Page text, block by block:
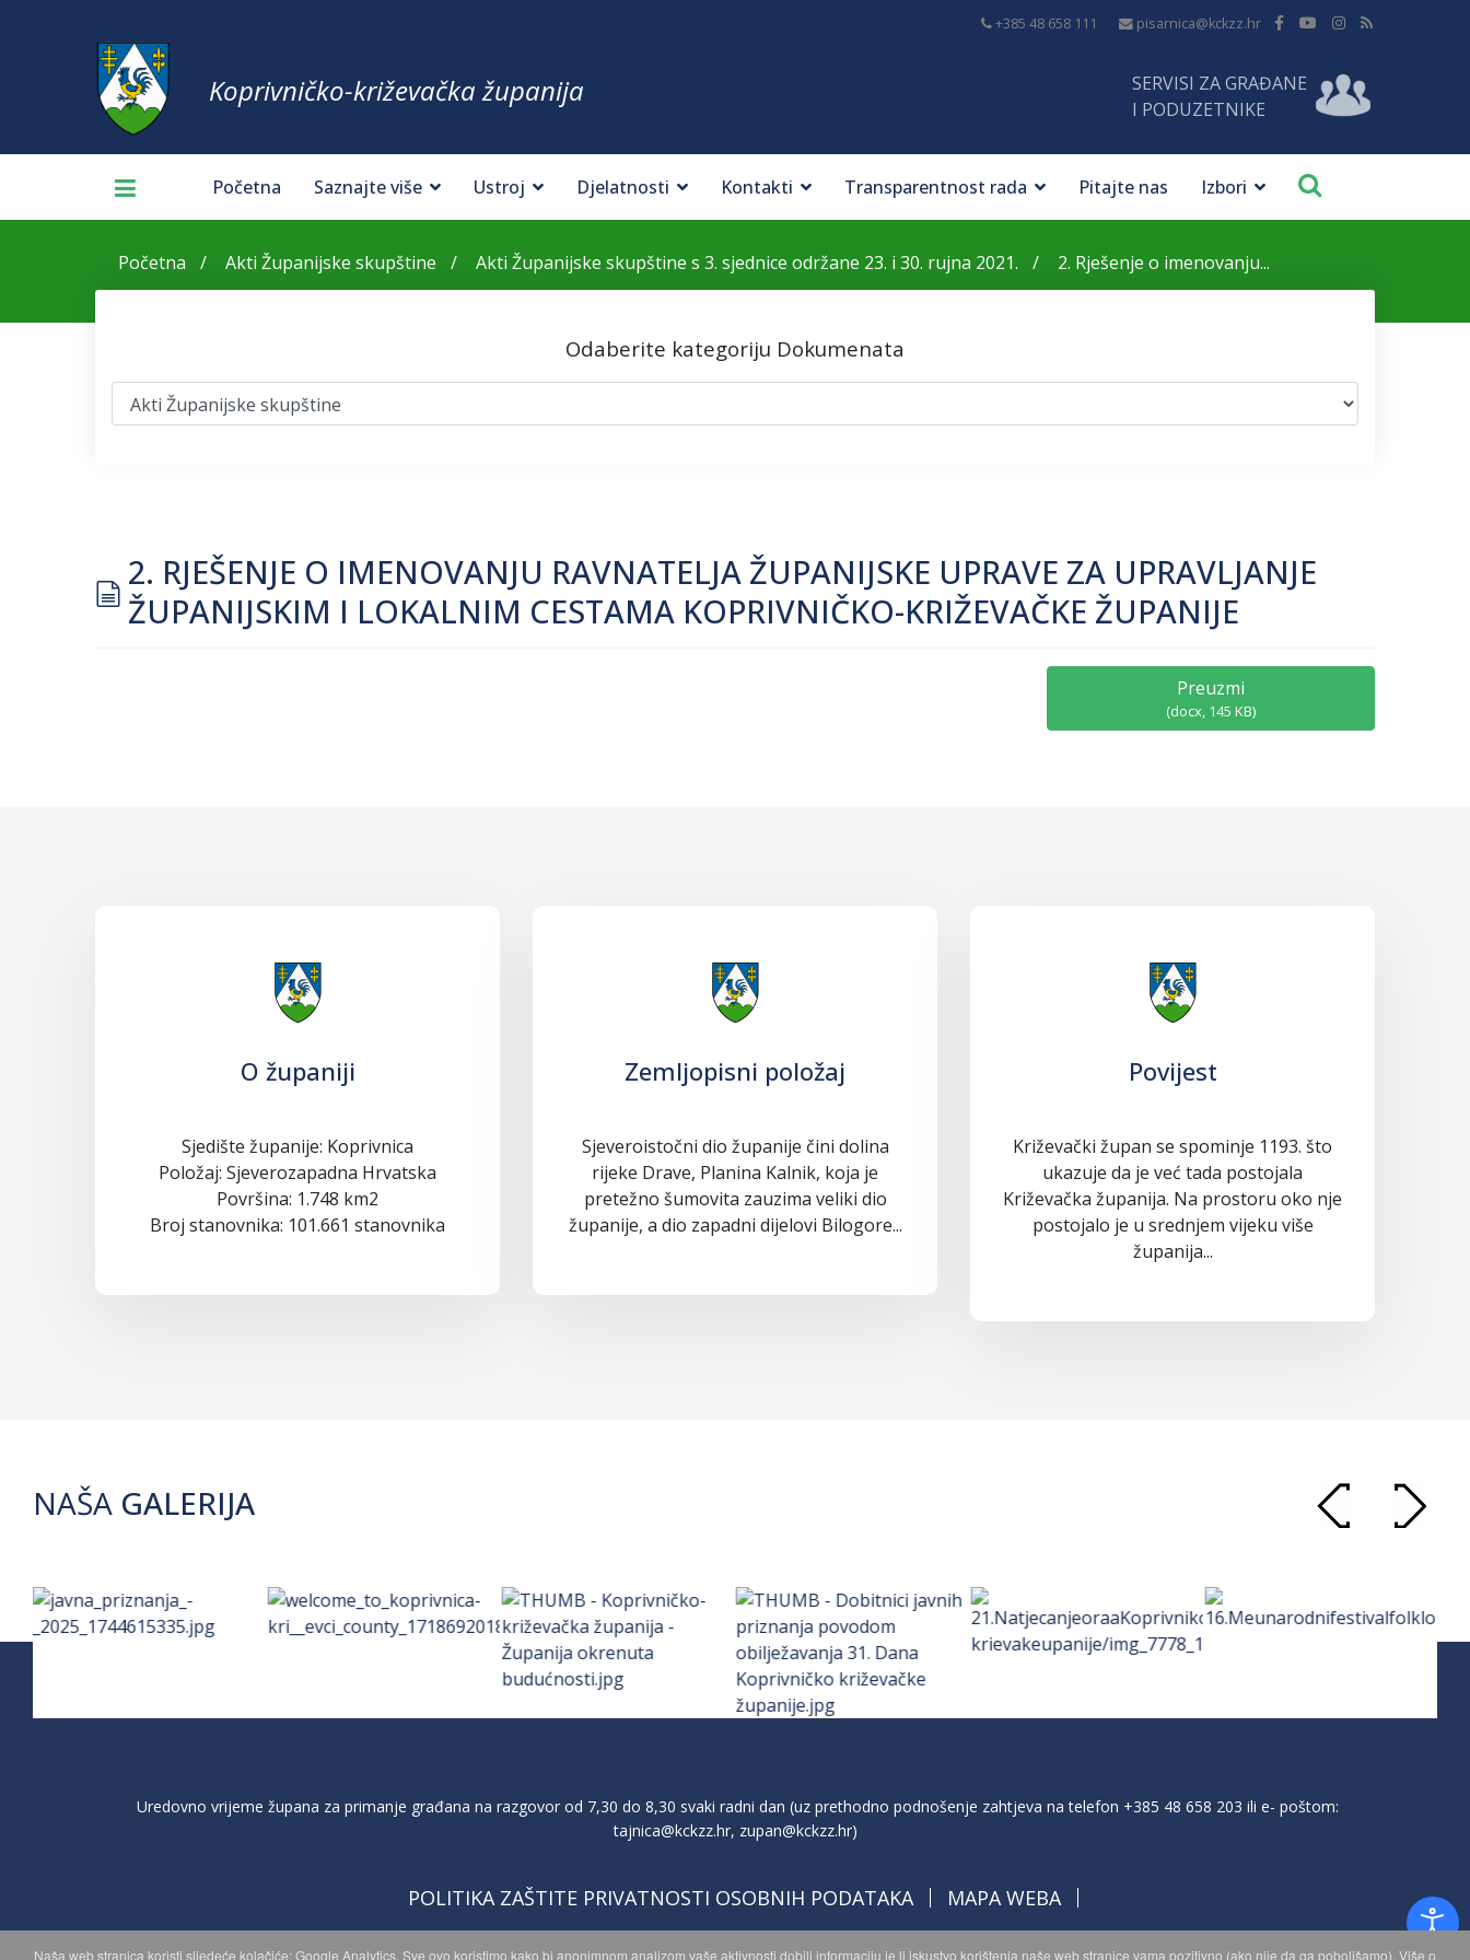
+385 48 658 111 pisarnica@kckzz.hr
Koprivničko-križevačka županija
SERVISI ZA GRAĐANE
I PODUZETNIKE
Početna Saznajte više Ustroj Djelatnosti Kontakti Transparentnost rada Pitajte nas Izbori
Početna Akti Županijske skupštine Akti Županijske skupštine s 3. sjednice održane 23. i 30. rujna 2021. 2. Rješenje o imenovanju...
Odaberite kategoriju Dokumenata
document
2. RJEŠENJE O IMENOVANJU RAVNATELJA ŽUPANIJSKE UPRAVE ZA UPRAVLJANJE
ŽUPANIJSKIM I LOKALNIM CESTAMA KOPRIVNIČKO-KRIŽEVAČKE ŽUPANIJE
Preuzmi
(docx, 145 KB)
O županiji
Sjedište županije: Koprivnica
Položaj: Sjeverozapadna Hrvatska
Površina: 1.748 km2
Broj stanovnika: 101.661 stanovnika
Zemljopisni položaj
Sjeveroistočni dio županije čini dolina
rijeke Drave, Planina Kalnik, koja je
pretežno šumovita zauzima veliki dio
županije, a dio zapadni dijelovi Bilogore...
Povijest
Križevački župan se spominje 1193. što
ukazuje da je već tada postojala
Križevačka županija. Na prostoru oko nje
postojalo je u srednjem vijeku više
županija...
NAŠA GALERIJA
Uredovno vrijeme župana za primanje građana na razgovor od 7,30 do 8,30 svaki radni dan (uz prethodno podnošenje zahtjeva na telefon +385 48 658 203 ili e- poštom:
tajnica@kckzz.hr, zupan@kckzz.hr)
POLITIKA ZAŠTITE PRIVATNOSTI OSOBNIH PODATAKA MAPA WEBA
Naša web stranica koristi sljedeće kolačiće: Google Analytics. Sve ovo koristimo kako bi anonimnom analizom vaše aktivnosti dobili informaciju je li iskustvo korištenja naše web stranice vama pozitivno (ako nije da ga poboljšamo). Više o